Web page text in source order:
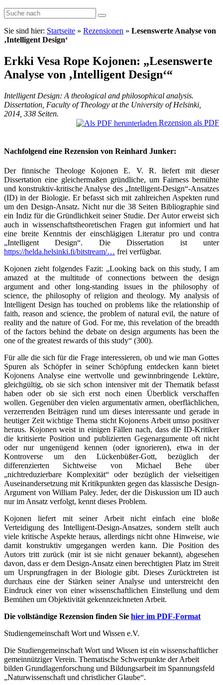
Sie sind hier: Startseite » Rezensionen » Lesenswerte Analyse von
‚Intelligent Design‘
Erkki Vesa Rope Kojonen: „Lesenswerte
Analyse von ‚Intelligent Design‘“
Intelligent Design: A theological and philosophical analysis.
Dissertation, Faculty of Theology at the University of Helsinki,
2014, 338 Seiten.
Rezension als PDF
Nachfolgend eine Rezension von Reinhard Junker:
Der finnische Theologe Kojonen E. V. R. liefert mit dieser
Dissertation eine gleichermaßen gründliche, um Fairness bemühte
und konstruktiv-kritische Analyse des „Intelligent-Design“-Ansatzes
(ID) in der Biologie. Er befasst sich mit zahlreichen Aspekten rund
um den Design-Ansatz. Nicht nur die 38 Seiten Bibliographie sind
ein Indiz für die Gründlichkeit seiner Studie. Der Autor erweist sich
auch in wissenschaftstheoretischen Fragen gut informiert und hat
eine breite Kenntnis der einschlägigen Literatur pro und contra
„Intelligent Design“. Die Dissertation ist unter
https://helda.helsinki.fi/bitstream/… frei verfügbar.
Kojonen zieht folgendes Fazit: „Looking back on this study, I am
amazed at the multitude of connections between the design
argument and other long-standing issues in the philosophy of
science, the philosophy of religion and theology. My analysis of
Intelligent Design has touched on problems like the relationship of
faith, reason and science, the problem of natural evil, the nature of
reality and the nature of God. For me, this revelation of the breadth
of the factors behind the debate on design arguments has been the
one of the greatest rewards of this study“ (300).
Für alle die sich für die Frage interessieren, ob und wie man Gottes
Spuren als Schöpfer in seiner Schöpfung entdecken kann bietet
Kojonens Analyse eine wertvolle und gewinnbringende Lektüre,
gleichgültig, ob sie sich schon intensiver mit der Thematik befasst
haben oder ob sie sich erst noch einen Überblick verschaffen
wollen. Gegenüber den vielen argumentativ armen, oberflächlichen,
verzerrenden Beiträgen rund um dieses interessante und gerade in
heutiger Zeit wichtige Thema sticht Kojonens Arbeit umso positiver
heraus. Kojonen weist in einigen Fällen nach, dass die ID-Kritiker
die kritisierte Position und publizierten Gegenargumente oft nicht
oder nur ungenügend kennen (oder ignorieren), etwa in der
Kontroverse um den Lückenbüßer-Gott, bezüglich der
differenzierten Sichtweise von Michael Behe über
„nichtreduzierbare Komplexität“ oder bezüglich der vielseitigen
Auseinandersetzung mit Kritikpunkten gegen das klassische Design-
Argument von William Paley. Jeder, der die Diskussion um ID auch
nur im Ansatz verfolgt, kennt dieses Problem.
Kojonen liefert mit seiner Arbeit nicht einfach eine bloße
Verteidigung des Intelligent-Design-Ansatzes, sondern stellt auch
viele kritische Aspekte heraus, allerdings nicht ohne Hinweise, wie
damit konstruktiv umgegangen werden kann. Die Position des
Autors tritt zurück (mir ist sie nicht genauer bekannt), abgesehen
davon, dass er dem Design-Ansatz einen berechtigten Platz im Streit
um Ursprungfragen in der Biologie gibt. Dieses Zurücktreten ist
durchaus eine der Stärken seiner Analyse und unterstreicht den
Eindruck einer von einer wissenschaftlichen Einstellung und dem
Bemühen um Objektivität gekennzeichneten Arbeit.
Die vollständige Rezension finden Sie hier im PDF-Format
Studiengemeinschaft Wort und Wissen e.V.
Die Studiengemeinschaft Wort und Wissen ist ein wissenschaftlicher
gemeinnütziger Verein. Thematische Schwerpunkte der Arbeit
bilden Grundlagenforschung und Bildungsarbeit im Spannungsfeld
„Naturwissenschaft und christlicher Glaube“.